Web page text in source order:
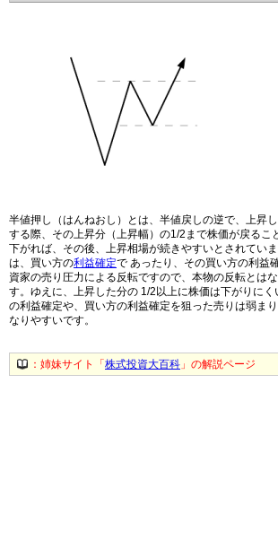
半値押し（はんねおし）とは、半値戻しの逆で、上昇
する際、その上昇分（上昇幅）の1/2まで株価が戻るこ
下がれば、その後、上昇相場が続きやすいとされてい
は、買い方の利益確定で あったり、その買い方の利益
資家の売り圧力による反転ですので、本物の反転とは
す。ゆえに、上昇した分の 1/2以上に株価は下がりに
の利益確定や、買い方の利益確定を狙った売りは弱ま
なりやすいです。
：姉妹サイト「 株式投資大百科 」の解説ページ